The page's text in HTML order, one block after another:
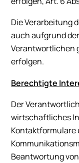
Die Verarbeitung
auch aufgrund
Verantwortlichen
erfolgen.
Berechtigte
Der
wirtschaftliches
Kontaktformulare
Beantwortung